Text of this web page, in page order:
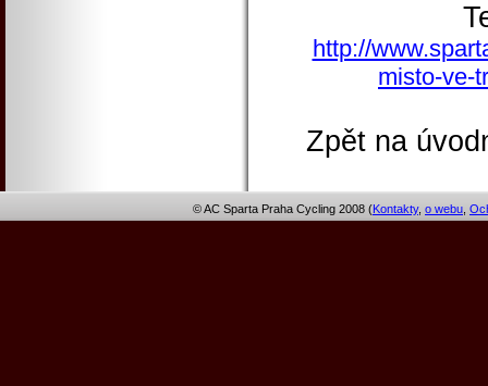
http://
misto-ve-
Zpět na
© AC Sparta Praha Cycling 2008 (Kontakty, o webu